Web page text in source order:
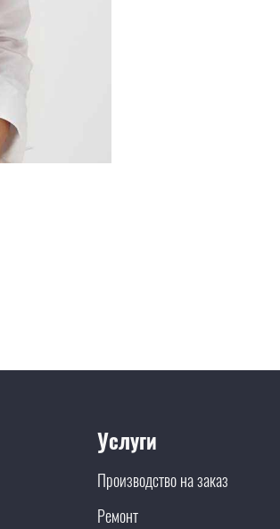
Услуги
Производство на заказ
Ремонт